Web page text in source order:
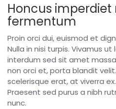
Honcus imperdiet
fermentum
Proin orci dui, euismod et
Nulla in nisi turpis. Vivamus
interdum sed sit amet
non orci et, porta blandit
scelerisque erat, at viverra
Praesent sed purus a nibh
nunc.